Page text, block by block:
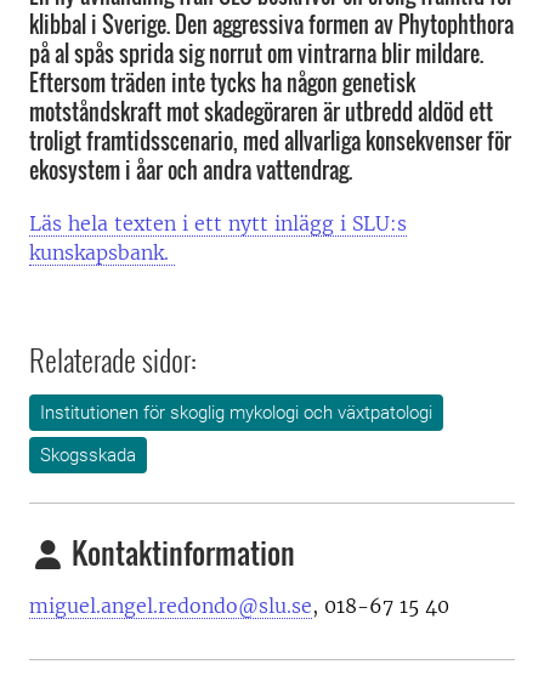
klibbal i Sverige. Den aggressiva formen av Phytophthora
på al spås sprida sig norrut om vintrarna blir mildare.
Eftersom träden inte tycks ha någon genetisk
motståndskraft mot skadegöraren är utbredd aldöd ett
troligt framtidsscenario, med allvarliga konsekvenser för
ekosystem i åar och andra vattendrag.
Läs hela texten i ett nytt inlägg i SLU:s
kunskapsbank.
Relaterade sidor:
Institutionen för skoglig mykologi och växtpatologi
Skogsskada
Kontaktinformation
miguel.angel.redondo@slu.se, 018-67 15 40